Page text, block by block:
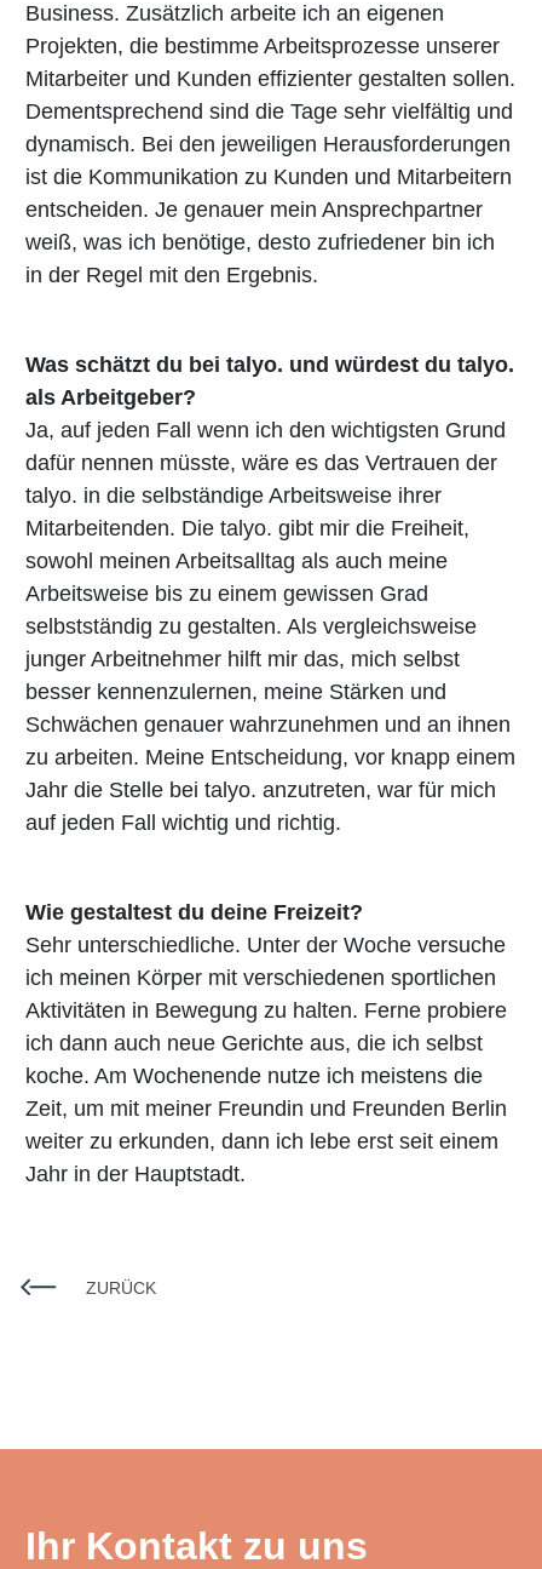
Business. Zusätzlich arbeite ich an eigenen
Projekten, die bestimme Arbeitsprozesse unserer
Mitarbeiter und Kunden effizienter gestalten sollen.
Dementsprechend sind die Tage sehr vielfältig und
dynamisch. Bei den jeweiligen Herausforderungen
ist die Kommunikation zu Kunden und Mitarbeitern
entscheiden. Je genauer mein Ansprechpartner
weiß, was ich benötige, desto zufriedener bin ich
in der Regel mit den Ergebnis.
Was schätzt du bei talyo. und würdest du talyo.
als Arbeitgeber?
Ja, auf jeden Fall wenn ich den wichtigsten Grund
dafür nennen müsste, wäre es das Vertrauen der
talyo. in die selbständige Arbeitsweise ihrer
Mitarbeitenden. Die talyo. gibt mir die Freiheit,
sowohl meinen Arbeitsalltag als auch meine
Arbeitsweise bis zu einem gewissen Grad
selbstständig zu gestalten. Als vergleichsweise
junger Arbeitnehmer hilft mir das, mich selbst
besser kennenzulernen, meine Stärken und
Schwächen genauer wahrzunehmen und an ihnen
zu arbeiten. Meine Entscheidung, vor knapp einem
Jahr die Stelle bei talyo. anzutreten, war für mich
auf jeden Fall wichtig und richtig.
Wie gestaltest du deine Freizeit?
Sehr unterschiedliche. Unter der Woche versuche
ich meinen Körper mit verschiedenen sportlichen
Aktivitäten in Bewegung zu halten. Ferne probiere
ich dann auch neue Gerichte aus, die ich selbst
koche. Am Wochenende nutze ich meistens die
Zeit, um mit meiner Freundin und Freunden Berlin
weiter zu erkunden, dann ich lebe erst seit einem
Jahr in der Hauptstadt.
ZURÜCK
Ihr Kontakt zu uns